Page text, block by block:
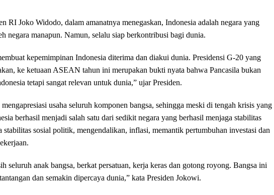
RI Joko Widodo, dalam amanatnya menegaskan, Indonesia adalah negara yang
negara manapun. Namun, selalu siap berkontribusi bagi dunia.
kepemimpinan Indonesia diterima dan diakui dunia. Presidensi G-20 yang
ke ketuaan ASEAN tahun ini merupakan bukti nyata bahwa Pancasila bukan
tetapi sangat relevan untuk dunia,” ujar Presiden.
usaha seluruh komponen bangsa, sehingga meski di tengah krisis yang
berhasil menjadi salah satu dari sedikit negara yang berhasil menjaga stabilitas
stabilitas sosial politik, mengendalikan, inflasi, memantik pertumbuhan investasi dan
seluruh anak bangsa, berkat persatuan, kerja keras dan gotong royong. Bangsa ini
dan semakin dipercaya dunia,” kata Presiden Jokowi.